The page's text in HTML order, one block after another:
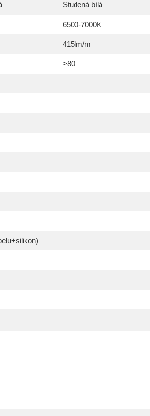
Studená bílá
6500-7000K
415lm/m
>80